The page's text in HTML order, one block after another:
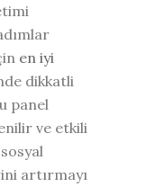
en iyi
dikkatli
panel
ve etkili
artırmayı